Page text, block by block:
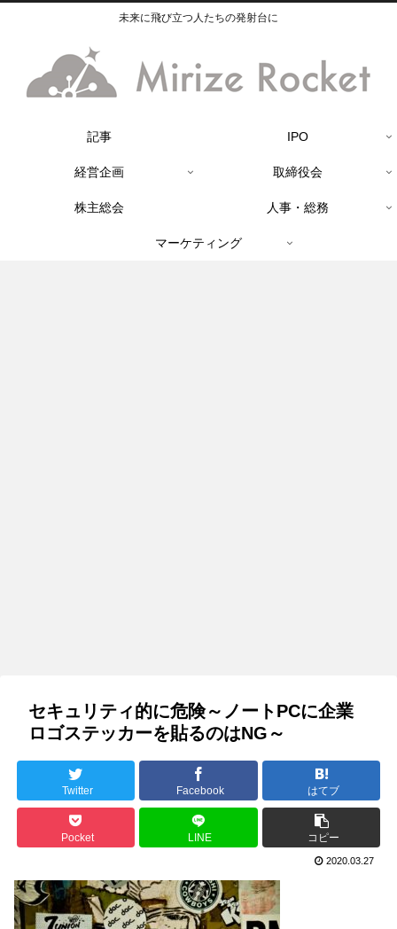
未来に飛び立つ人たちの発射台に
記事 IPO
経営企画 取締役会
株主総会 人事・総務
マーケティング
セキュリティ的に危険～ノートPCに企業
ロゴステッカーを貼るのはNG～
Twitter Facebook はてブ
Pocket LINE コピー
2020.03.27